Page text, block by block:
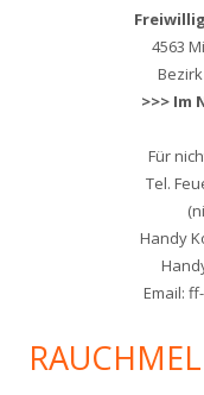
4563
>>> Im
Für
Tel.
Handy
Email: